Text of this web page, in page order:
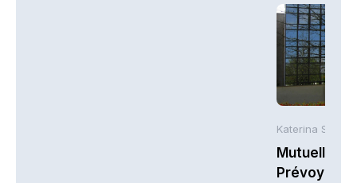
Katerina
Mutuelles :